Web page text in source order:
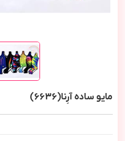
مایو ساده آرِنا(6636)